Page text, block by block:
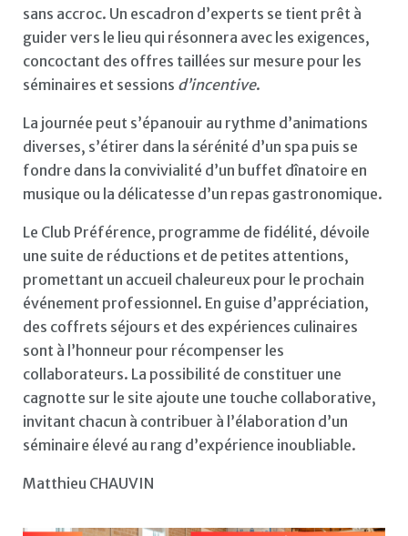
sans accroc. Un escadron d’experts se tient prêt à
guider vers le lieu qui résonnera avec les exigences,
concoctant des offres taillées sur mesure pour les
séminaires et sessions d’incentive.
La journée peut s’épanouir au rythme d’animations
diverses, s’étirer dans la sérénité d’un spa puis se
fondre dans la convivialité d’un buffet dînatoire en
musique ou la délicatesse d’un repas gastronomique.
Le Club Préférence, programme de fidélité, dévoile
une suite de réductions et de petites attentions,
promettant un accueil chaleureux pour le prochain
événement professionnel. En guise d’appréciation,
des coffrets séjours et des expériences culinaires
sont à l’honneur pour récompenser les
collaborateurs. La possibilité de constituer une
cagnotte sur le site ajoute une touche collaborative,
invitant chacun à contribuer à l’élaboration d’un
séminaire élevé au rang d’expérience inoubliable.
Matthieu CHAUVIN